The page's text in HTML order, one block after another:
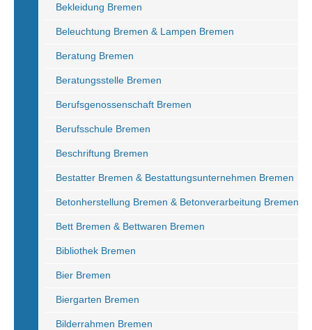
Bekleidung Bremen
Beleuchtung Bremen & Lampen Bremen
Beratung Bremen
Beratungsstelle Bremen
Berufsgenossenschaft Bremen
Berufsschule Bremen
Beschriftung Bremen
Bestatter Bremen & Bestattungsunternehmen Bremen
Betonherstellung Bremen & Betonverarbeitung Bremen
Bett Bremen & Bettwaren Bremen
Bibliothek Bremen
Bier Bremen
Biergarten Bremen
Bilderrahmen Bremen